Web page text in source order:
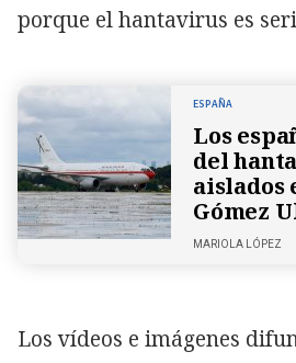
porque el hantavirus es
ESPAÑA
Los
del
aislados
Gómez
MARIOLA LÓPEZ
Los vídeos e imágenes